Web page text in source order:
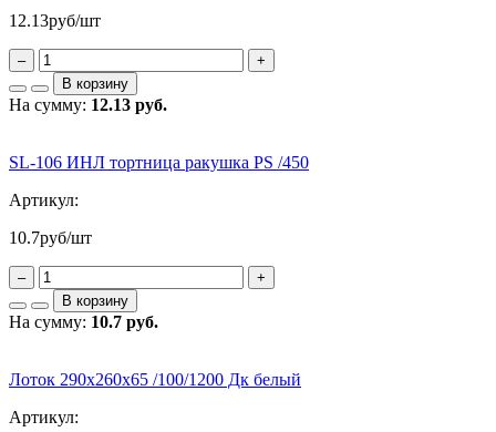
12.13руб/шт
–
+
В корзину
На сумму: 12.13 руб.
SL-106 ИНЛ тортница ракушка PS /450
Артикул:
10.7руб/шт
–
+
В корзину
На сумму: 10.7 руб.
Лоток 290х260х65 /100/1200 Дк белый
Артикул: